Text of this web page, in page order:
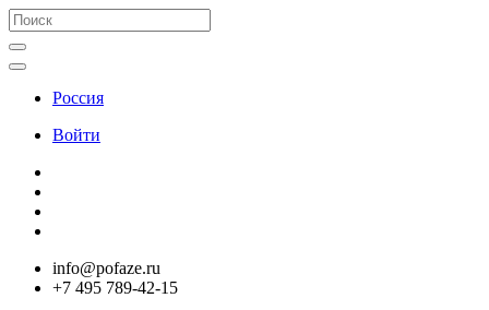
Россия
Войти
info@pofaze.ru
+7 495 789-42-15